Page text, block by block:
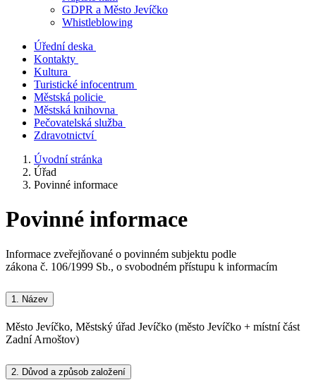
GDPR a Město Jevíčko
Whistleblowing
Úřední deska
Kontakty
Kultura
Turistické infocentrum
Městská policie
Městská knihovna
Pečovatelská služba
Zdravotnictví
Úvodní stránka
Úřad
Povinné informace
Povinné informace
Informace zveřejňované o povinném subjektu podle
zákona č. 106/1999 Sb., o svobodném přístupu k informacím
1. Název
Město Jevíčko, Městský úřad Jevíčko (město Jevíčko + místní část
Zadní Arnoštov)
2. Důvod a způsob založení